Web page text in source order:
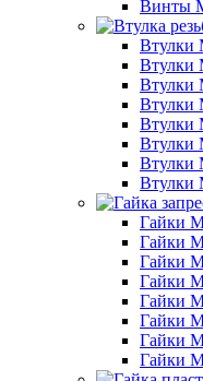
Винты
Втулки
Втулки
Втулки
Втулки
Втулки
Втулки
Втулки
Втулки
Гайки
Гайки
Гайки
Гайки
Гайки
Гайки
Гайки
Гайки